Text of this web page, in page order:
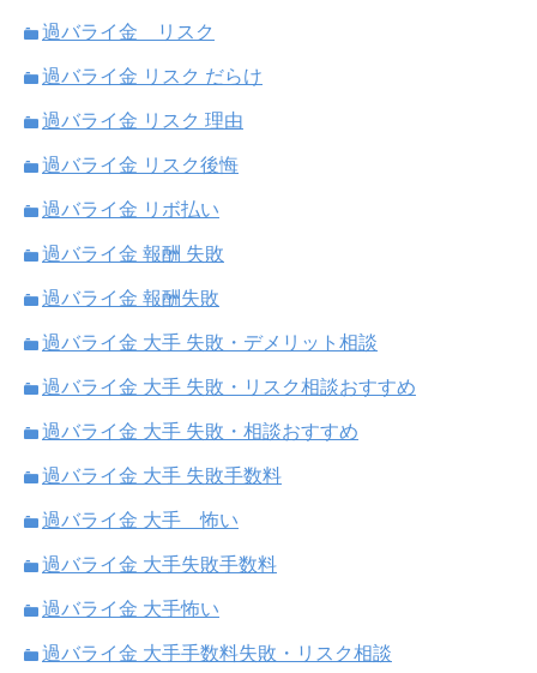
過バライ金 リスク
過バライ金 リスク だらけ
過バライ金 リスク 理由
過バライ金 リスク後悔
過バライ金 リボ払い
過バライ金 報酬 失敗
過バライ金 報酬失敗
過バライ金 大手 失敗・デメリット相談
過バライ金 大手 失敗・リスク相談おすすめ
過バライ金 大手 失敗・相談おすすめ
過バライ金 大手 失敗手数料
過バライ金 大手 怖い
過バライ金 大手失敗手数料
過バライ金 大手怖い
過バライ金 大手手数料失敗・リスク相談